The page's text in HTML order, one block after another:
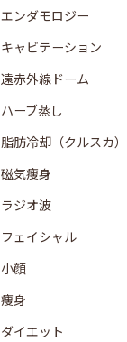
エンダモロジー
キャビテーション
遠赤外線ドーム
ハーブ蒸し
脂肪冷却（クルスカ）
磁気痩身
ラジオ波
フェイシャル
小顔
痩身
ダイエット